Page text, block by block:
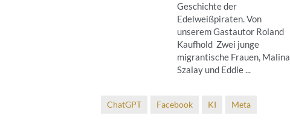
Geschichte der
Edelweißpiraten. Von
unserem Gastautor Roland
Kaufhold Zwei junge
migrantische Frauen, Malina
Szalay und Eddie ...
ChatGPT Facebook KI Meta